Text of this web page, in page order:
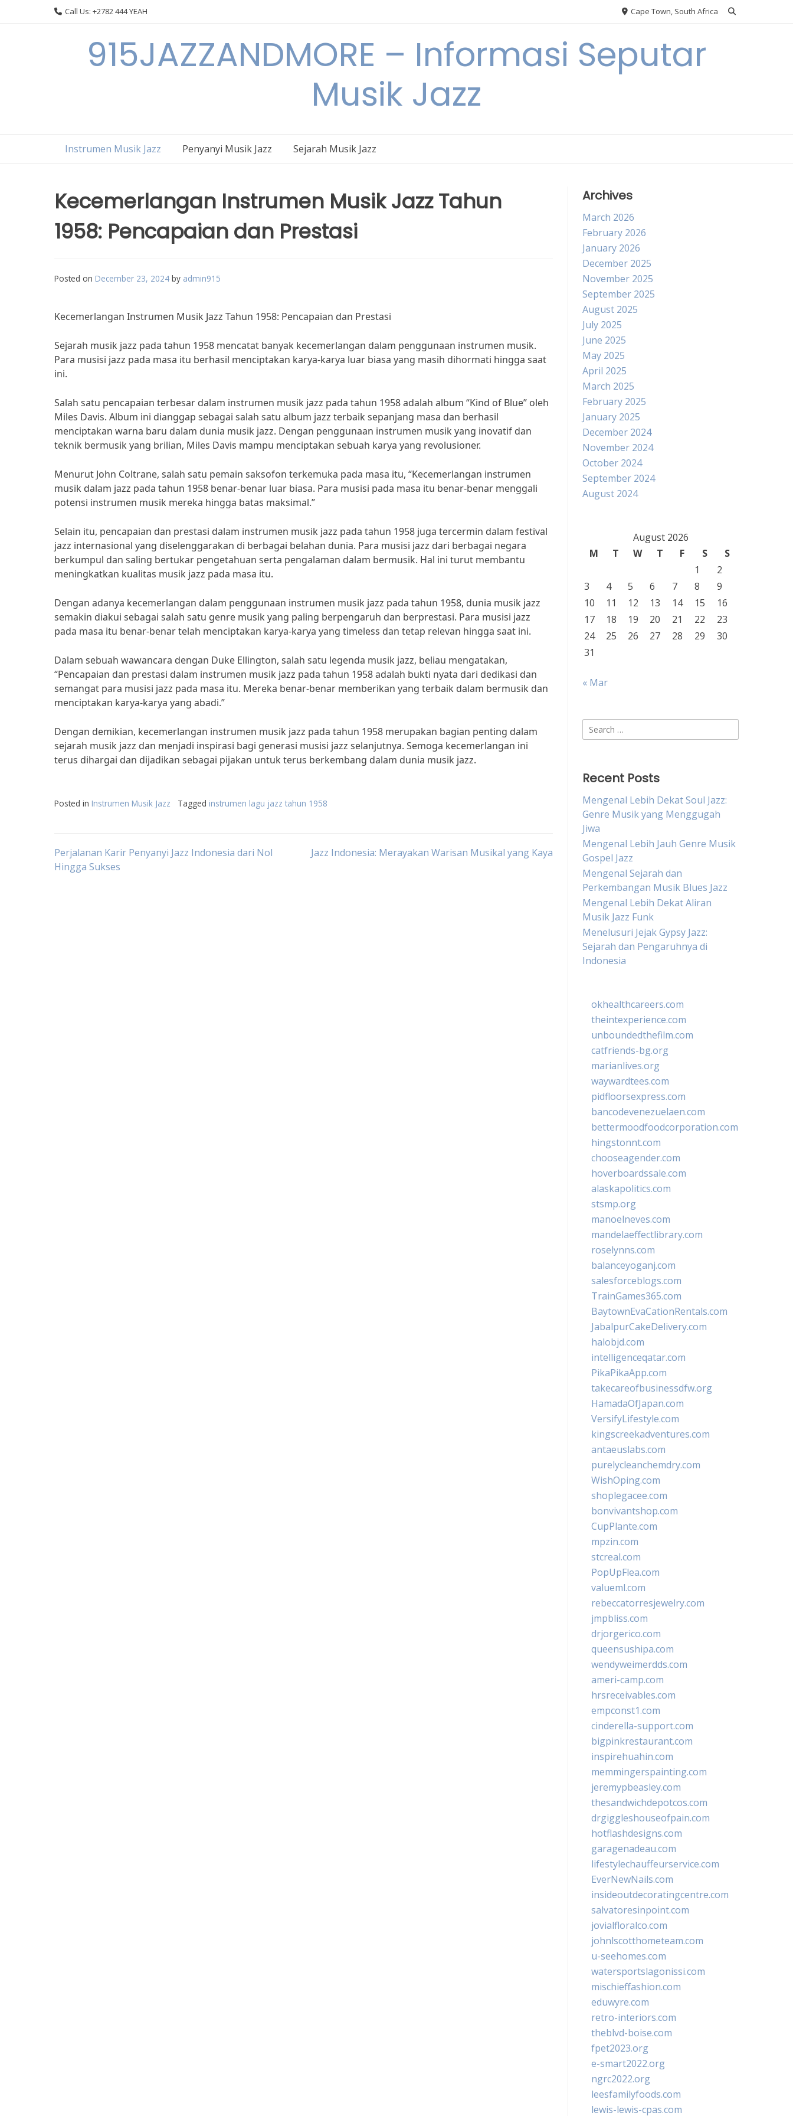
Call Us: +2782 444 YEAH Cape Town, South Africa
915JAZZANDMORE – Informasi Seputar
Musik Jazz
Instrumen Musik Jazz Penyanyi Musik Jazz Sejarah Musik Jazz
Kecemerlangan Instrumen Musik Jazz Tahun
1958: Pencapaian dan Prestasi
Posted on December 23, 2024 by admin915
Kecemerlangan Instrumen Musik Jazz Tahun 1958: Pencapaian dan Prestasi
Sejarah musik jazz pada tahun 1958 mencatat banyak kecemerlangan dalam penggunaan instrumen musik.
Para musisi jazz pada masa itu berhasil menciptakan karya-karya luar biasa yang masih dihormati hingga saat
ini.
Salah satu pencapaian terbesar dalam instrumen musik jazz pada tahun 1958 adalah album “Kind of Blue” oleh
Miles Davis. Album ini dianggap sebagai salah satu album jazz terbaik sepanjang masa dan berhasil
menciptakan warna baru dalam dunia musik jazz. Dengan penggunaan instrumen musik yang inovatif dan
teknik bermusik yang brilian, Miles Davis mampu menciptakan sebuah karya yang revolusioner.
Menurut John Coltrane, salah satu pemain saksofon terkemuka pada masa itu, “Kecemerlangan instrumen
musik dalam jazz pada tahun 1958 benar-benar luar biasa. Para musisi pada masa itu benar-benar menggali
potensi instrumen musik mereka hingga batas maksimal.”
Selain itu, pencapaian dan prestasi dalam instrumen musik jazz pada tahun 1958 juga tercermin dalam festival
jazz internasional yang diselenggarakan di berbagai belahan dunia. Para musisi jazz dari berbagai negara
berkumpul dan saling bertukar pengetahuan serta pengalaman dalam bermusik. Hal ini turut membantu
meningkatkan kualitas musik jazz pada masa itu.
Dengan adanya kecemerlangan dalam penggunaan instrumen musik jazz pada tahun 1958, dunia musik jazz
semakin diakui sebagai salah satu genre musik yang paling berpengaruh dan berprestasi. Para musisi jazz
pada masa itu benar-benar telah menciptakan karya-karya yang timeless dan tetap relevan hingga saat ini.
Dalam sebuah wawancara dengan Duke Ellington, salah satu legenda musik jazz, beliau mengatakan,
“Pencapaian dan prestasi dalam instrumen musik jazz pada tahun 1958 adalah bukti nyata dari dedikasi dan
semangat para musisi jazz pada masa itu. Mereka benar-benar memberikan yang terbaik dalam bermusik dan
menciptakan karya-karya yang abadi.”
Dengan demikian, kecemerlangan instrumen musik jazz pada tahun 1958 merupakan bagian penting dalam
sejarah musik jazz dan menjadi inspirasi bagi generasi musisi jazz selanjutnya. Semoga kecemerlangan ini
terus dihargai dan dijadikan sebagai pijakan untuk terus berkembang dalam dunia musik jazz.
Posted in Instrumen Musik Jazz Tagged instrumen lagu jazz tahun 1958
Post
Perjalanan Karir Penyanyi Jazz Indonesia dari Nol
Hingga Sukses
Jazz Indonesia: Merayakan Warisan Musikal yang Kaya
Archives
March 2026
February 2026
January 2026
December 2025
November 2025
September 2025
August 2025
July 2025
June 2025
May 2025
April 2025
March 2025
February 2025
January 2025
December 2024
November 2024
October 2024
September 2024
August 2024
August 2026
M
T W T F S
S
1
2
3
4 5 6 7 8
9
10
11 12 13 14 15
16
17
18 19 20 21 22
23
24
25 26 27 28 29
30
31
« Mar
Search
for:
Recent Posts
Mengenal Lebih Dekat Soul Jazz:
Genre Musik yang Menggugah
Jiwa
Mengenal Lebih Jauh Genre Musik
Gospel Jazz
Mengenal Sejarah dan
Perkembangan Musik Blues Jazz
Mengenal Lebih Dekat Aliran
Musik Jazz Funk
Menelusuri Jejak Gypsy Jazz:
Sejarah dan Pengaruhnya di
Indonesia
okhealthcareers.com
theintexperience.com
unboundedthefilm.com
catfriends-bg.org
marianlives.org
waywardtees.com
pidfloorsexpress.com
bancodevenezuelaen.com
bettermoodfoodcorporation.com
hingstonnt.com
chooseagender.com
hoverboardssale.com
alaskapolitics.com
stsmp.org
manoelneves.com
mandelaeffectlibrary.com
roselynns.com
balanceyoganj.com
salesforceblogs.com
TrainGames365.com
BaytownEvaCationRentals.com
JabalpurCakeDelivery.com
halobjd.com
intelligenceqatar.com
PikaPikaApp.com
takecareofbusinessdfw.org
HamadaOfJapan.com
VersifyLifestyle.com
kingscreekadventures.com
antaeuslabs.com
purelycleanchemdry.com
WishOping.com
shoplegacee.com
bonvivantshop.com
CupPlante.com
mpzin.com
stcreal.com
PopUpFlea.com
valueml.com
rebeccatorresjewelry.com
jmpbliss.com
drjorgerico.com
queensushipa.com
wendyweimerdds.com
ameri-camp.com
hrsreceivables.com
empconst1.com
cinderella-support.com
bigpinkrestaurant.com
inspirehuahin.com
memmingerspainting.com
jeremypbeasley.com
thesandwichdepotcos.com
drgiggleshouseofpain.com
hotflashdesigns.com
garagenadeau.com
lifestylechauffeurservice.com
EverNewNails.com
insideoutdecoratingcentre.com
salvatoresinpoint.com
jovialfloralco.com
johnlscotthometeam.com
u-seehomes.com
watersportslagonissi.com
mischieffashion.com
eduwyre.com
retro-interiors.com
theblvd-boise.com
fpet2023.org
e-smart2022.org
ngrc2022.org
leesfamilyfoods.com
lewis-lewis-cpas.com